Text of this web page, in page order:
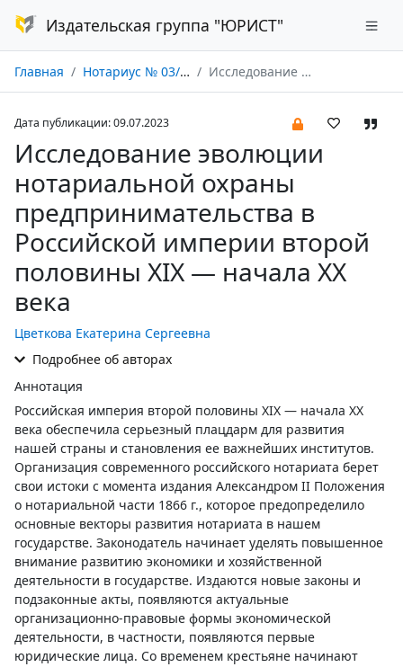
Издательская группа "ЮРИСТ"
Главная Нотариус № 03/2023 Исследование эволюции нотариальной охраны предпринимательства в Российской империи второй половины XIX — начала XX века
Дата публикации: 09.07.2023
Исследование эволюции
нотариальной охраны
предпринимательства в
Российской империи второй
половины XIX — начала XX
века
Цветкова Екатерина Сергеевна
Подробнее об авторах
Аннотация
Российская империя второй половины XIX — начала XX
века обеспечила серьезный плацдарм для развития
нашей страны и становления ее важнейших институтов.
Организация современного российского нотариата берет
свои истоки с момента издания Александром II Положения
о нотариальной части 1866 г., которое предопределило
основные векторы развития нотариата в нашем
государстве. Законодатель начинает уделять повышенное
внимание развитию экономики и хозяйственной
деятельности в государстве. Издаются новые законы и
подзаконные акты, появляются актуальные
организационно-правовые формы экономической
деятельности, в частности, появляются первые
юридические лица. Со временем крестьяне начинают